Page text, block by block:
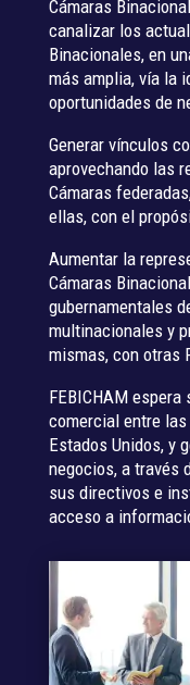
Cámaras
canalizar los
Binacionales, en
más amplia, vía la
oportunidades de
Generar vínculos
aprovechando las
Cámaras
ellas, con el
Aumentar la
Cámaras
gubernamentales
multinacionales y
mismas, con otras
FEBICHAM
comercial entre
Estados Unidos, y
negocios, a través
sus directivos e
acceso a